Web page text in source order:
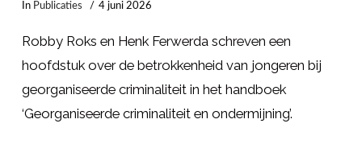
In Publicaties 4 juni 2026
Robby Roks en Henk Ferwerda schreven een
hoofdstuk over de betrokkenheid van jongeren bij
georganiseerde criminaliteit in het handboek
‘Georganiseerde criminaliteit en ondermijning’.